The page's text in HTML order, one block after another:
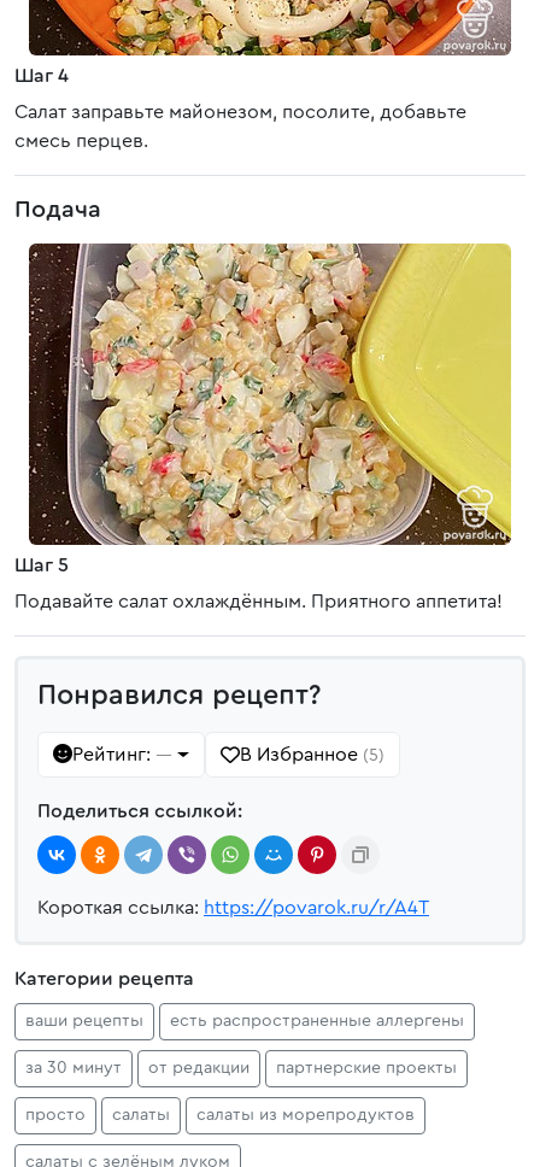
Шаг 4
Салат заправьте майонезом, посолите, добавьте
смесь перцев.
Подача
Шаг 5
Подавайте салат охлаждённым. Приятного аппетита!
Понравился рецепт?
Рейтинг: — В Избранное (5)
Поделиться ссылкой:
Короткая ссылка: https://povarok.ru/r/A4T
Категории рецепта
ваши рецепты есть распространенные аллергены
за 30 минут от редакции партнерские проекты
просто салаты салаты из морепродуктов
салаты с зелёным луком